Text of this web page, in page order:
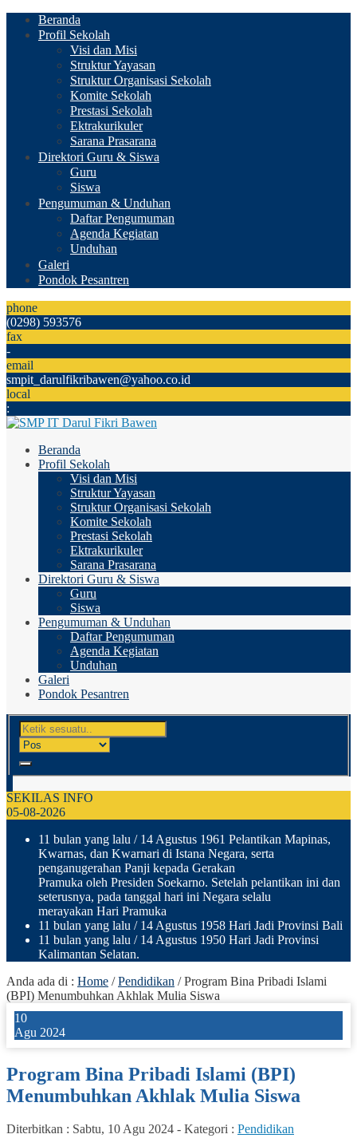
Beranda
Profil Sekolah
Visi dan Misi
Struktur Yayasan
Struktur Organisasi Sekolah
Komite Sekolah
Prestasi Sekolah
Ektrakurikuler
Sarana Prasarana
Direktori Guru & Siswa
Guru
Siswa
Pengumuman & Unduhan
Daftar Pengumuman
Agenda Kegiatan
Unduhan
Galeri
Pondok Pesantren
phone
(0298) 593576
fax
-
email
smpit_darulfikribawen@yahoo.co.id
local
:
Beranda
Profil Sekolah
Visi dan Misi
Struktur Yayasan
Struktur Organisasi Sekolah
Komite Sekolah
Prestasi Sekolah
Ektrakurikuler
Sarana Prasarana
Direktori Guru & Siswa
Guru
Siswa
Pengumuman & Unduhan
Daftar Pengumuman
Agenda Kegiatan
Unduhan
Galeri
Pondok Pesantren
SEKILAS INFO
05-08-2026
11 bulan yang lalu / 14 Agustus 1961 Pelantikan Mapinas,
Kwarnas, dan Kwarnari di Istana Negara, serta
penganugerahan Panji kepada Gerakan
Pramuka oleh Presiden Soekarno. Setelah pelantikan ini dan
seterusnya, pada tanggal hari ini Negara selalu
merayakan Hari Pramuka
11 bulan yang lalu / 14 Agustus 1958 Hari Jadi Provinsi Bali
11 bulan yang lalu / 14 Agustus 1950 Hari Jadi Provinsi
Kalimantan Selatan.
Anda ada di : Home /Pendidikan /Program Bina Pribadi Islami
(BPI) Menumbuhkan Akhlak Mulia Siswa
10
Agu 2024
Program Bina Pribadi Islami (BPI)
Menumbuhkan Akhlak Mulia Siswa
Diterbitkan : Sabtu, 10 Agu 2024 - Kategori : Pendidikan